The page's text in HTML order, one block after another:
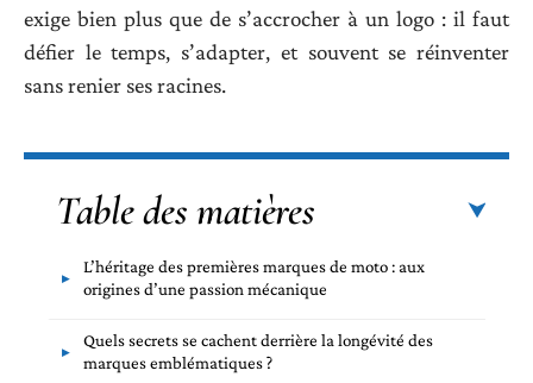
exige bien plus que de s’accrocher à un logo : il faut
défier le temps, s’adapter, et souvent se réinventer
sans renier ses racines.
Table des matières
L’héritage des premières marques de moto : aux
origines d’une passion mécanique
Quels secrets se cachent derrière la longévité des
marques emblématiques ?